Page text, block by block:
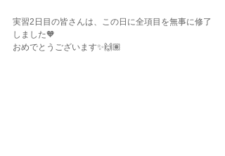
実習2日目の皆さんは、この日に全項目を無事に修了
しました🧡
おめでとうございます✨🙌🏽